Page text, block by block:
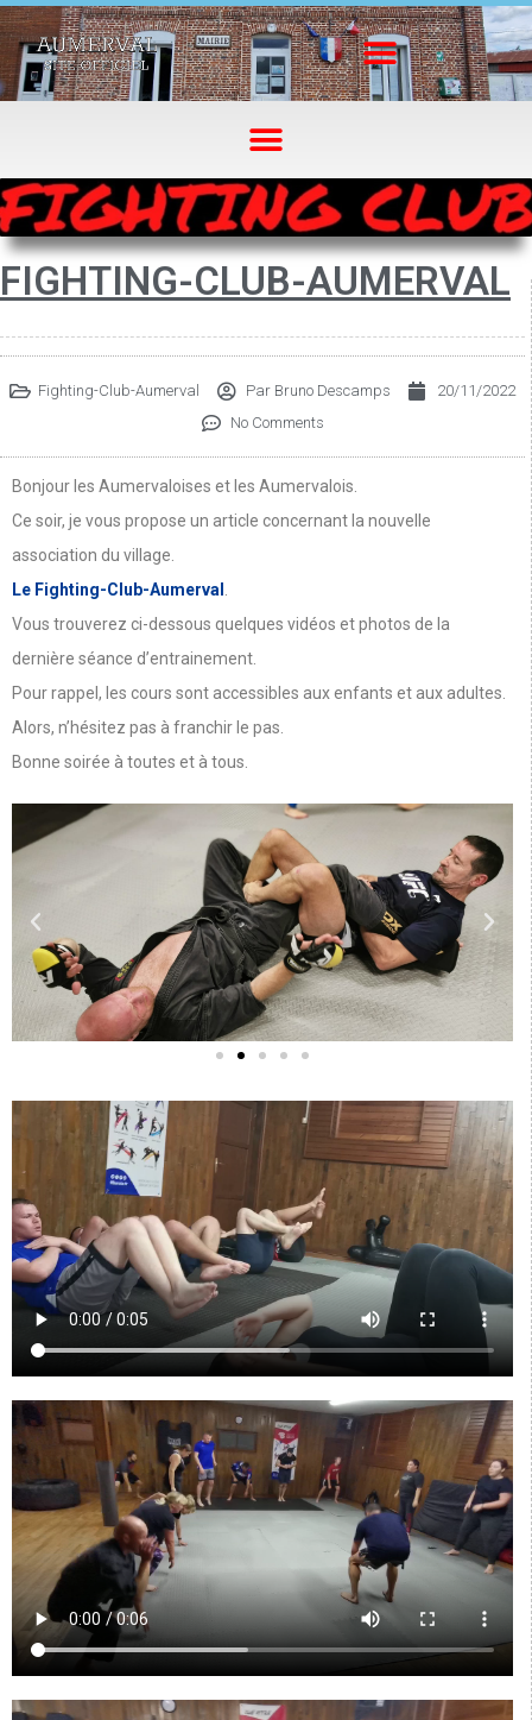
FIGHTING-CLUB-AUMERVAL
Fighting-Club-Aumerval Par Bruno Descamps
20/11/2022
No Comments
Bonjour les Aumervaloises et les Aumervalois.
Ce soir, je vous propose un article concernant la nouvelle
association du village.
Le Fighting-Club-Aumerval
Vous trouverez ci-dessous quelques vidéos et photos de la
dernière séance d’entrainement.
Pour rappel, les cours sont accessibles aux enfants et aux adultes.
Alors, n’hésitez pas à franchir le pas.
Bonne soirée à toutes et à tous.